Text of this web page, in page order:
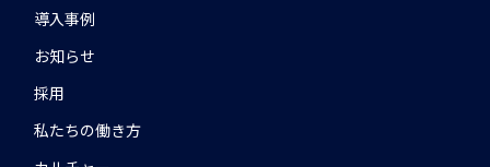
導入事例
お知らせ
採用
私たちの働き方